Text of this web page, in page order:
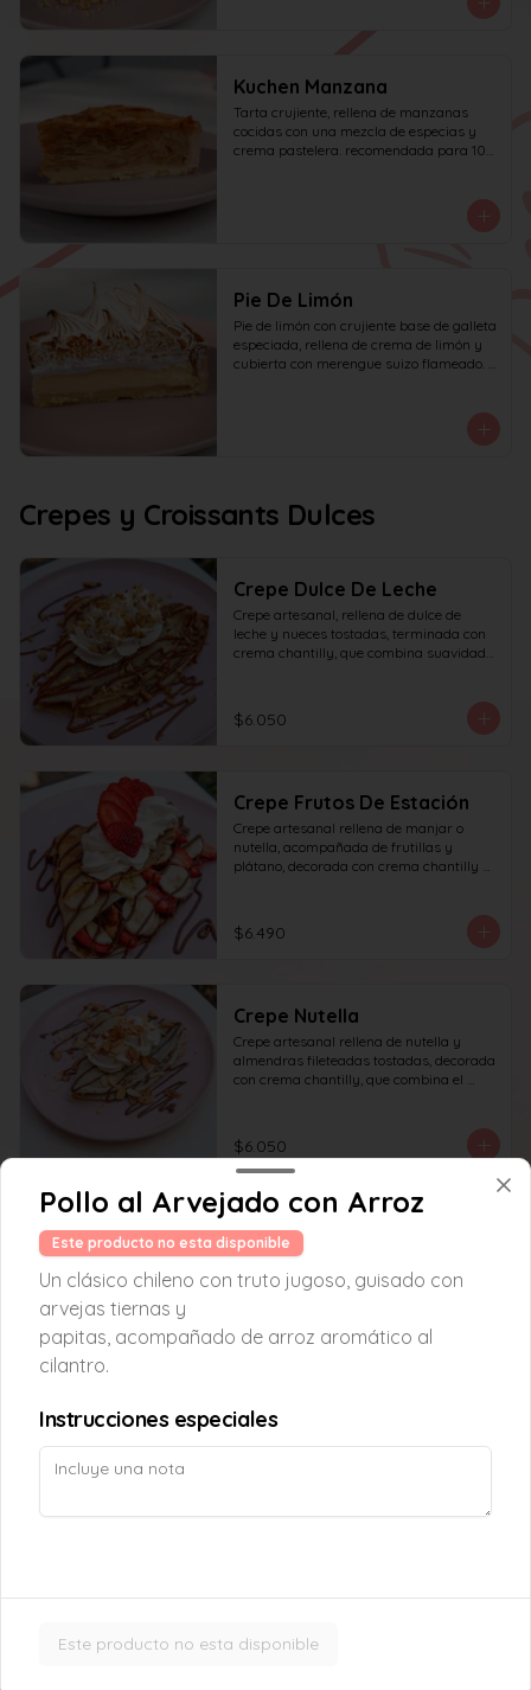
Kuchen Manzana
Tarta crujiente, rellena de manzanas
cocidas con una mezcla de especias y
crema pastelera. recomendada para 10
Pie De Limón
Pie de limón con crujiente base de galleta
especiada, rellena de crema de limón y
cubierta con merengue suizo flameado.
Crepes y Croissants Dulces
Crepe Dulce De Leche
Crepe artesanal, rellena de dulce de
leche y nueces tostadas, terminada con
crema chantilly, que combina suavidad
$6.050
Crepe Frutos De Estación
Crepe artesanal rellena de manjar o
nutella, acompañada de frutillas y
plátano, decorada con crema chantilly y
textura en cada bocado.
$6.490
Crepe Nutella
Crepe artesanal rellena de nutella y
almendras fileteadas tostadas, decorada
con crema chantilly, que combina el
bocado.
$6.050
Croissant Choco Fruta
Croissant relleno con frutilla, platano y
chocolate belga al 54% cacao.
Croissant Nutella
Croissant Solo
Pollo al Arvejado con Arroz
Este producto no esta disponible
Un clásico chileno con truto jugoso, guisado con
arvejas tiernas y
papitas, acompañado de arroz aromático al
cilantro.
Instrucciones especiales
Este producto no esta disponible